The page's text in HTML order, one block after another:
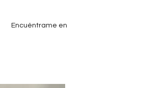
Encuéntrame en